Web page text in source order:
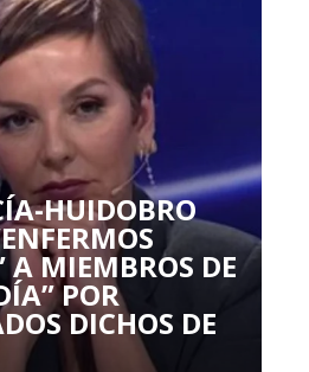
HUIDOBRO
A MIEMBROS DE
POR
DICHOS DE